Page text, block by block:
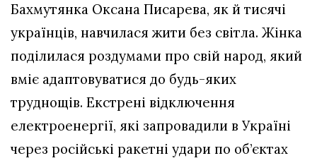
Бахмутянка Оксана Писарева, як й тисячі
українців, навчилася жити без світла. Жінка
поділилася роздумами про свій народ, який
вміє адаптовуватися до будь-яких
труднощів. Екстрені відключення
електроенергії, які запровадили в Україні
через російські ракетні удари по об’єктах